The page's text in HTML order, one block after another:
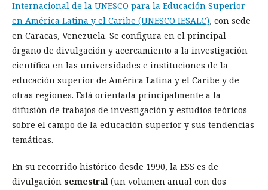
Internacional de la UNESCO para la Educación Superior
en América Latina y el Caribe (UNESCO IESALC), con sede
en Caracas, Venezuela. Se configura en el principal
órgano de divulgación y acercamiento a la investigación
científica en las universidades e instituciones de la
educación superior de América Latina y el Caribe y de
otras regiones. Está orientada principalmente a la
difusión de trabajos de investigación y estudios teóricos
sobre el campo de la educación superior y sus tendencias
temáticas.
En su recorrido histórico desde 1990, la ESS es de
divulgación semestral (un volumen anual con dos